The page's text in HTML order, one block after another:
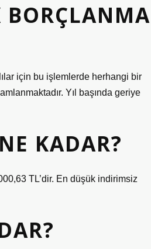
BORÇLANMA
için bu işlemlerde herhangi bir
Yıl başında geriye
KADAR?
TL’dir. En düşük indirimsiz